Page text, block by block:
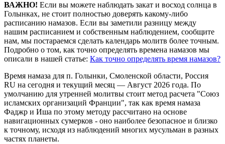
ВАЖНО! Если вы можете наблюдать закат и восход солнца в
Голынках, не стоит полностью доверять какому-либо
расписанию намазов. Если вы заметили разницу между
нашим расписанием и собственным наблюдением, сообщите
нам, мы постараемся сделать календарь молитв более точным.
Подробно о том, как точно определять времена намазов мы
описали в нашей статье: Как точно определять время намазов?
Время намаза для п. Голынки, Смоленской области, Россия
RU на сегодня и текущий месяц — Август 2026 года. По
умолчанию для утренней молитвы стоит метод расчета "Союз
исламских организаций Франции", так как время намаза
Фаджр и Иша по этому методу рассчитано на основе
навигационных сумерков - оно наиболее безопасное и близко
к точному, исходя из наблюдений многих мусульман в разных
частях планеты.